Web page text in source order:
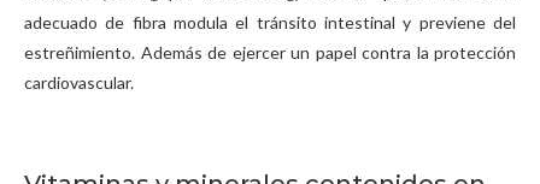
adecuado de fibra modula el tránsito intestinal y previene del
estreñimiento. Además de ejercer un papel contra la protección
cardiovascular.